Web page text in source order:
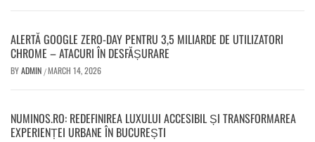
ALERTĂ GOOGLE ZERO-DAY PENTRU 3,5 MILIARDE DE UTILIZATORI
CHROME – ATACURI ÎN DESFĂȘURARE
BYADMIN /MARCH 14, 2026
NUMINOS.RO: REDEFINIREA LUXULUI ACCESIBIL ȘI TRANSFORMAREA
EXPERIENȚEI URBANE ÎN BUCUREȘTI